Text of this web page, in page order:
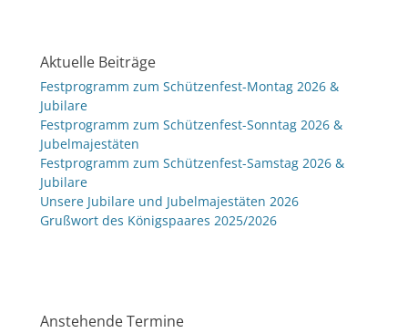
Aktuelle Beiträge
Festprogramm zum Schützenfest-Montag 2026 &
Jubilare
Festprogramm zum Schützenfest-Sonntag 2026 &
Jubelmajestäten
Festprogramm zum Schützenfest-Samstag 2026 &
Jubilare
Unsere Jubilare und Jubelmajestäten 2026
Grußwort des Königspaares 2025/2026
Anstehende Termine